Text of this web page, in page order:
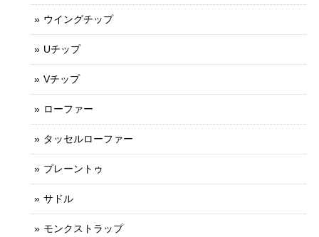
ウイングチップ
Uチップ
Vチップ
ローファー
タッセルローファー
プレーントゥ
サドル
モンクストラップ